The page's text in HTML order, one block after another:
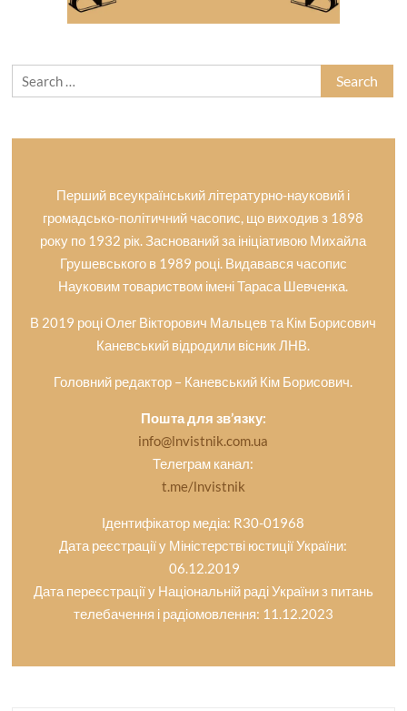
Search
for:
Перший всеукраїнський літературно-науковий і
громадсько-політичний часопис, що виходив з 1898
року по 1932 рік. Заснований за ініціативою Михайла
Грушевського в 1989 році. Видавався часопис
Науковим товариством імені Тараса Шевченка.
В 2019 році Олег Вікторович Мальцев та Кім Борисович
Каневський відродили вісник ЛНВ.
Головний редактор – Каневський Кім Борисович.
Пошта для зв’язку:
info@lnvistnik.com.ua
Телеграм канал:
t.me/lnvistnik
Ідентифікатор медіа: R30-01968
Дата реєстрації у Міністерстві юстиції України:
06.12.2019
Дата переєстрації у Національній раді України з питань
телебачення і радіомовлення: 11.12.2023